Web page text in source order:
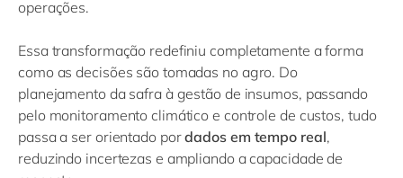
operações.
Essa transformação redefiniu completamente a forma
como as decisões são tomadas no agro. Do
planejamento da safra à gestão de insumos, passando
pelo monitoramento climático e controle de custos, tudo
passa a ser orientado pordados em tempo real,
reduzindo incertezas e ampliando a capacidade de